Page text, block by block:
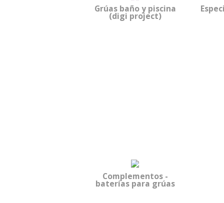
Grúas baño y piscina
(digi project)
Complementos -
baterías para grúas